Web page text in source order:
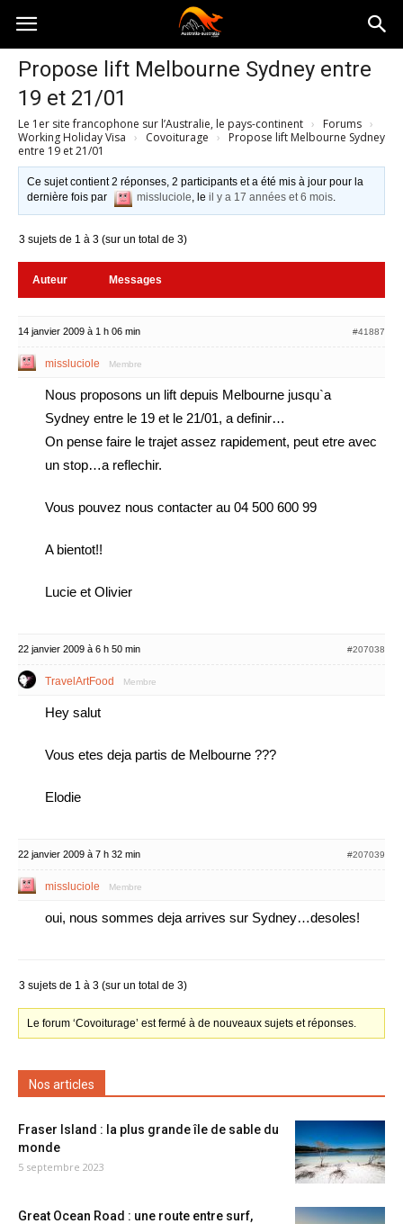
Australia-
australie.com
Propose lift Melbourne Sydney entre
19 et 21/01
Le 1er site francophone sur l’Australie, le pays-continent › Forums ›
Working Holiday Visa › Covoiturage ›
Propose lift Melbourne Sydney
entre 19 et 21/01
Ce sujet contient 2 réponses, 2 participants et a été mis à jour pour la
dernière fois par
missluciole, leil y a 17 années et 6 mois.
3 sujets de 1 à 3 (sur un total de 3)
Auteur Messages
14 janvier 2009 à 1 h 06 min #41887
missluciole Membre
Nous proposons un lift depuis Melbourne jusqu`a
Sydney entre le 19 et le 21/01, a definir…
On pense faire le trajet assez rapidement, peut etre avec
un stop…a reflechir.
Vous pouvez nous contacter au 04 500 600 99
A bientot!!
Lucie et Olivier
22 janvier 2009 à 6 h 50 min #207038
TravelArtFood Membre
Hey salut
Vous etes deja partis de Melbourne ???
Elodie
22 janvier 2009 à 7 h 32 min #207039
missluciole Membre
oui, nous sommes deja arrives sur Sydney…desoles!
3 sujets de 1 à 3 (sur un total de 3)
Le forum ‘Covoiturage’ est fermé à de nouveaux sujets et réponses.
Nos articles
Fraser Island : la plus grande île de sable du
monde
5 septembre 2023
Great Ocean Road : une route entre surf,